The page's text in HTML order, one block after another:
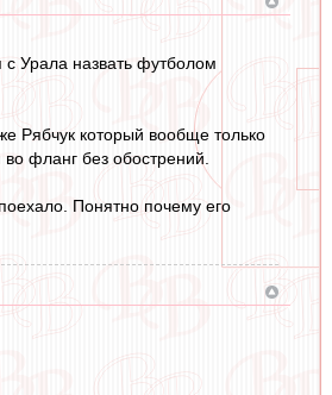
с Урала назвать футболом
Рябчук который вообще только
фланг без обострений.
Понятно почему его